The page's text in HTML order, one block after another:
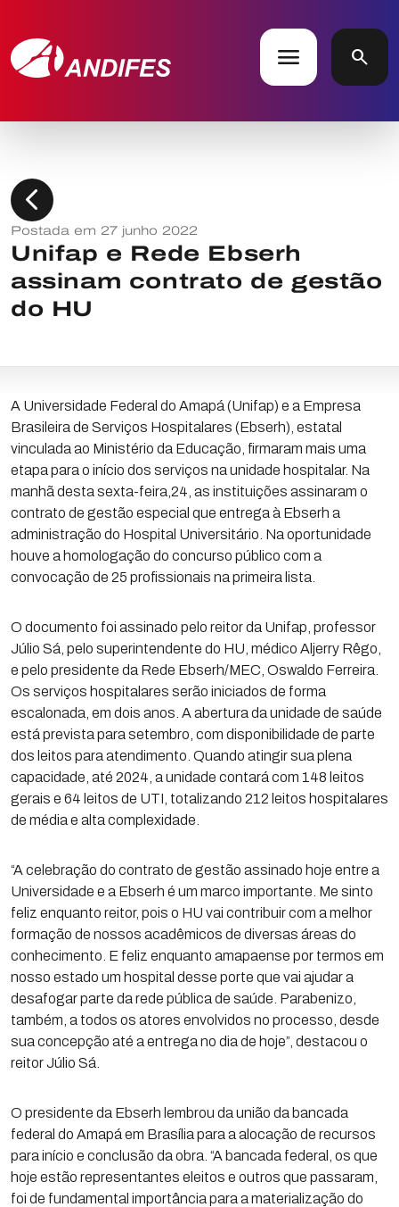
menu search
chevron_left
Postada em 27 junho 2022
Unifap e Rede Ebserh
assinam contrato de gestão
do HU
A Universidade Federal do Amapá (Unifap) e a Empresa
Brasileira de Serviços Hospitalares (Ebserh), estatal
vinculada ao Ministério da Educação, firmaram mais uma
etapa para o início dos serviços na unidade hospitalar. Na
manhã desta sexta-feira,24, as instituições assinaram o
contrato de gestão especial que entrega à Ebserh a
administração do Hospital Universitário. Na oportunidade
houve a homologação do concurso público com a
convocação de 25 profissionais na primeira lista.
O documento foi assinado pelo reitor da Unifap, professor
Júlio Sá, pelo superintendente do HU, médico Aljerry Rêgo,
e pelo presidente da Rede Ebserh/MEC, Oswaldo Ferreira.
Os serviços hospitalares serão iniciados de forma
escalonada, em dois anos. A abertura da unidade de saúde
está prevista para setembro, com disponibilidade de parte
dos leitos para atendimento. Quando atingir sua plena
capacidade, até 2024, a unidade contará com 148 leitos
gerais e 64 leitos de UTI, totalizando 212 leitos hospitalares
de média e alta complexidade.
“A celebração do contrato de gestão assinado hoje entre a
Universidade e a Ebserh é um marco importante. Me sinto
feliz enquanto reitor, pois o HU vai contribuir com a melhor
formação de nossos acadêmicos de diversas áreas do
conhecimento. E feliz enquanto amapaense por termos em
nosso estado um hospital desse porte que vai ajudar a
desafogar parte da rede pública de saúde. Parabenizo,
também, a todos os atores envolvidos no processo, desde
sua concepção até a entrega no dia de hoje”, destacou o
reitor Júlio Sá.
O presidente da Ebserh lembrou da união da bancada
federal do Amapá em Brasília para a alocação de recursos
para início e conclusão da obra. “A bancada federal, os que
hoje estão representantes eleitos e outros que passaram,
foi de fundamental importância para a materialização do